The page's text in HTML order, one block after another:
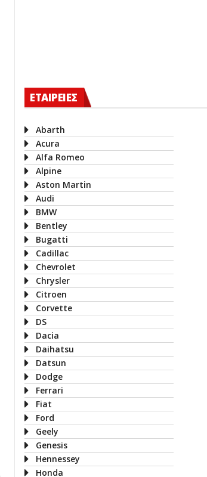
ΕΤΑΙΡΕΙΕΣ
Abarth
Acura
Alfa Romeo
Alpine
Aston Martin
Audi
BMW
Bentley
Bugatti
Cadillac
Chevrolet
Chrysler
Citroen
Corvette
DS
Dacia
Daihatsu
Datsun
Dodge
Ferrari
Fiat
Ford
Geely
Genesis
Hennessey
Honda